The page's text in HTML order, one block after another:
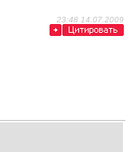
23:48 14.07.2009